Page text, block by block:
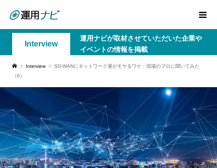
Interview
運用ナビが取材させていただいた企業や
イベントの情報を掲載
Interview
SD-WANにネットワーク屋がモヤるワケ：現場のプロに聞いてみた
（6）